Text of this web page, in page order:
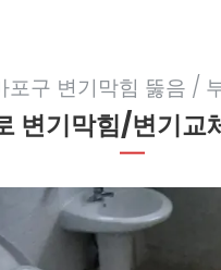
포구 변기막힘 뚫음 /
변기막힘/변기교